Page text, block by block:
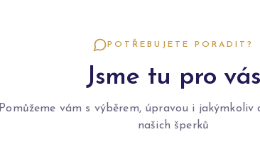
POTŘEBUJETE PORADIT?
Jsme tu pro vás
Pomůžeme vám s výběrem, úpravou i jakýmkoliv
našich šperků